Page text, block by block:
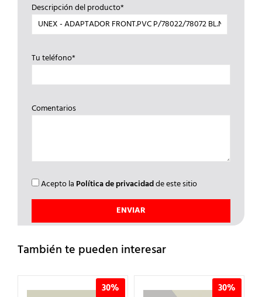
Descripción del producto*
Tu teléfono*
Comentarios
Acepto la Política de privacidadde este sitio
También te pueden interesar
30% 30%